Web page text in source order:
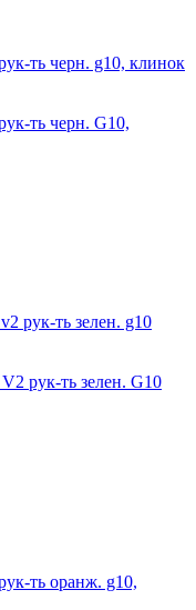
ть черн. G10,
рук-ть зелен. G10